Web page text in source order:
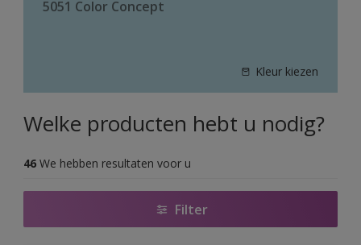
5051 Color Concept
Kleur kiezen
Welke producten hebt u nodig?
46 We hebben resultaten voor u
Filter